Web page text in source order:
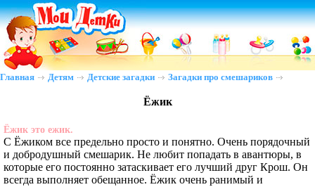
Главная Детям Детские загадки Загадки про смешариков
Ёжик
Ёжик это ежик.
С Ёжиком все предельно просто и понятно. Очень порядочный
и добродушный смешарик. Не любит попадать в авантюры, в
которые его постоянно затаскивает его лучший друг Крош. Он
всегда выполняет обещанное. Ёжик очень ранимый и